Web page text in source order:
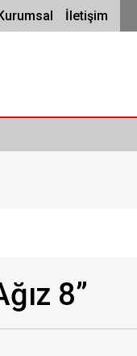
İletişim
8”